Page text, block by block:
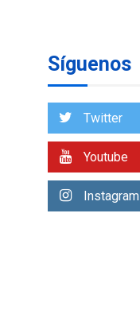
3
Síguenos
Twitter
Youtube
Instagram